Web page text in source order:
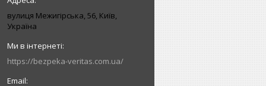
вулиця Межигірська, 56, Київ,
Україна
https://bezpeka-veritas.com.ua/